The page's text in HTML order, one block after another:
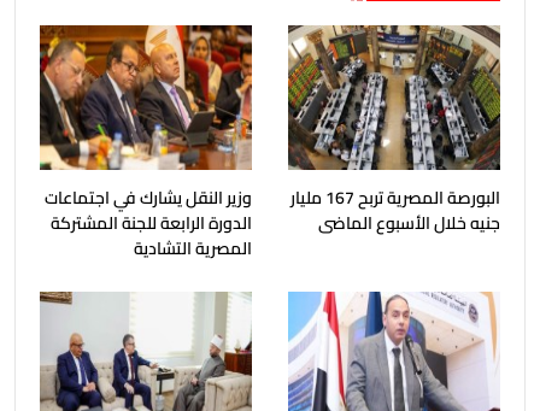
البورصة المصرية تربح 167 مليار
جنيه خلال الأسبوع الماضى
وزير النقل يشارك في اجتماعات
الدورة الرابعة للجنة المشتركة
المصرية التشادية